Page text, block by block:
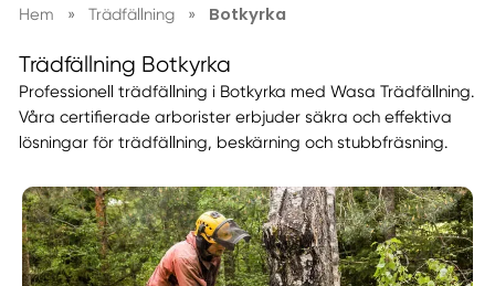
Hem » Trädfällning » Botkyrka
Trädfällning Botkyrka
Professionell trädfällning i Botkyrka med Wasa Trädfällning.
Våra certifierade arborister erbjuder säkra och effektiva
lösningar för trädfällning, beskärning och stubbfräsning.